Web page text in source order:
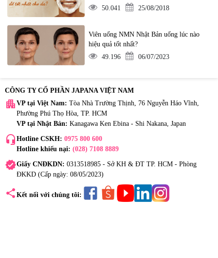
50.041
25/08/2018
Viên uống NMN Nhật Bản uống lúc nào
hiệu quả tốt nhất?
49.196
06/07/2023
CÔNG TY CỔ PHẦN JAPANA VIỆT NAM
apartment VP tại Việt Nam: Tòa Nhà Trường Thịnh, 76 Nguyễn Háo Vĩnh,
Phường Phú Thọ Hòa, TP. HCM
VP tại Nhật Bản: Kanagawa Ken Ebina - Shi Nakana, Japan
headset_mic Hotline CSKH: 0975 800 600
Hotline khiếu nại: (028) 7108 8889
verifiedGiấy CNĐKDN: 0313518985 - Sở KH & ĐT TP. HCM - Phòng
ĐKKD (Cấp ngày: 08/05/2023)
share Kết nối với chúng tôi: